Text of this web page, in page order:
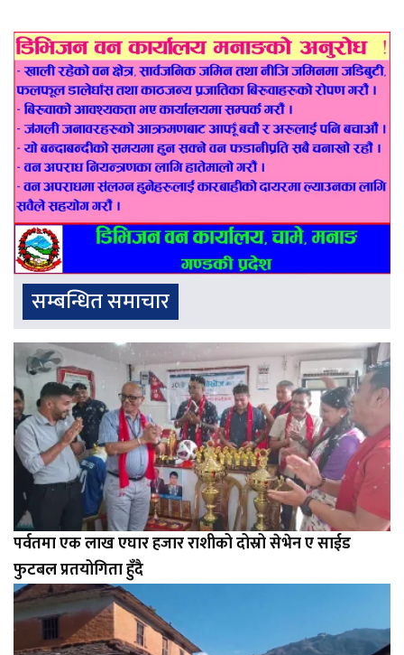
सम्बन्धित समाचार
पर्वतमा एक लाख एघार हजार राशीको दोस्रो सेभेन ए साईड
फुटबल प्रतयोगिता हुँदै